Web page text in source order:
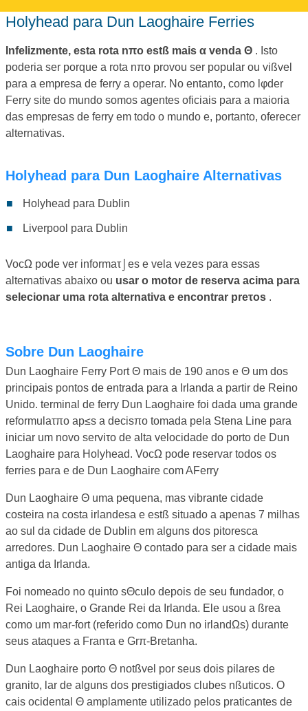
Holyhead para Dun Laoghaire Ferries
Infelizmente, esta rota nπo estß mais α venda Θ . Isto
poderia ser porque a rota nπo provou ser popular ou vißvel
para a empresa de ferry a operar. No entanto, como lφder
Ferry site do mundo somos agentes oficiais para a maioria
das empresas de ferry em todo o mundo e, portanto, oferecer
alternativas.
Holyhead para Dun Laoghaire Alternativas
Holyhead para Dublin
Liverpool para Dublin
VocΩ pode ver informaτ⌡es e vela vezes para essas
alternativas abaixo ou usar o motor de reserva acima para
selecionar uma rota alternativa e encontrar preτos .
Sobre Dun Laoghaire
Dun Laoghaire Ferry Port Θ mais de 190 anos e Θ um dos
principais pontos de entrada para a Irlanda a partir de Reino
Unido. terminal de ferry Dun Laoghaire foi dada uma grande
reformulaτπo ap≤s a decisπo tomada pela Stena Line para
iniciar um novo serviτo de alta velocidade do porto de Dun
Laoghaire para Holyhead. VocΩ pode reservar todos os
ferries para e de Dun Laoghaire com AFerry
Dun Laoghaire Θ uma pequena, mas vibrante cidade
costeira na costa irlandesa e estß situado a apenas 7 milhas
ao sul da cidade de Dublin em alguns dos pitoresca
arredores. Dun Laoghaire Θ contado para ser a cidade mais
antiga da Irlanda.
Foi nomeado no quinto sΘculo depois de seu fundador, o
Rei Laoghaire, o Grande Rei da Irlanda. Ele usou a ßrea
como um mar-fort (referido como Dun no irlandΩs) durante
seus ataques a Franτa e Grπ-Bretanha.
Dun Laoghaire porto Θ notßvel por seus dois pilares de
granito, lar de alguns dos prestigiados clubes nßuticos. O
cais ocidental Θ amplamente utilizado pelos praticantes de